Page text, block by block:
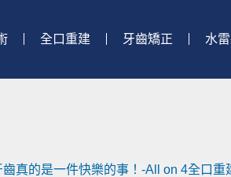
全口重建 牙齒矯正 水
齒真的是一件快樂的事！-All on 4全口重